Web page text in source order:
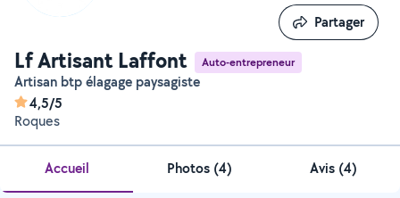
Lf Artisant Laffont Auto-entrepreneur
Artisan btp élagage paysagiste
4,5/5
Roques
Partager
Partager
Accueil Photos (4) Avis (4)